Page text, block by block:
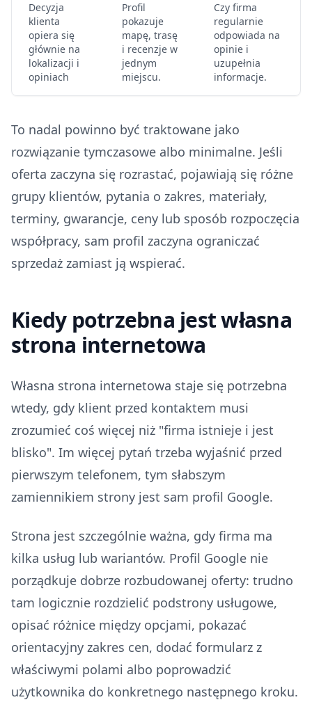
Decyzja
klienta
opiera się
głównie na
lokalizacji i
opiniach
Profil
pokazuje
mapę, trasę
i recenzje w
jednym
miejscu.
Czy firma
regularnie
odpowiada na
opinie i
uzupełnia
informacje.
To nadal powinno być traktowane jako
rozwiązanie tymczasowe albo minimalne. Jeśli
oferta zaczyna się rozrastać, pojawiają się różne
grupy klientów, pytania o zakres, materiały,
terminy, gwarancje, ceny lub sposób rozpoczęcia
współpracy, sam profil zaczyna ograniczać
sprzedaż zamiast ją wspierać.
Kiedy potrzebna jest własna
strona internetowa
Własna strona internetowa staje się potrzebna
wtedy, gdy klient przed kontaktem musi
zrozumieć coś więcej niż "firma istnieje i jest
blisko". Im więcej pytań trzeba wyjaśnić przed
pierwszym telefonem, tym słabszym
zamiennikiem strony jest sam profil Google.
Strona jest szczególnie ważna, gdy firma ma
kilka usług lub wariantów. Profil Google nie
porządkuje dobrze rozbudowanej oferty: trudno
tam logicznie rozdzielić podstrony usługowe,
opisać różnice między opcjami, pokazać
orientacyjny zakres cen, dodać formularz z
właściwymi polami albo poprowadzić
użytkownika do konkretnego następnego kroku.